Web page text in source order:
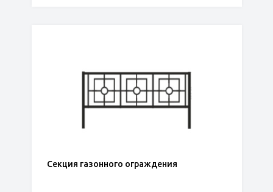
Секция газонного ограждения